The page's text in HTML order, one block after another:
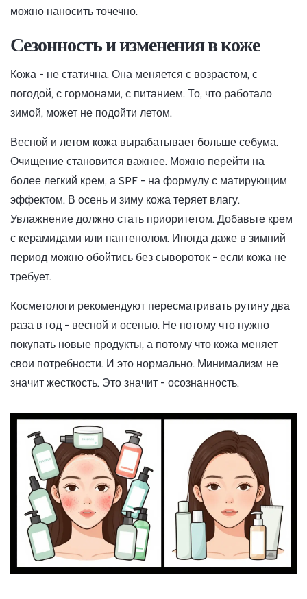
можно наносить точечно.
Сезонность и изменения в коже
Кожа - не статична. Она меняется с возрастом, с
погодой, с гормонами, с питанием. То, что работало
зимой, может не подойти летом.
Весной и летом кожа вырабатывает больше себума.
Очищение становится важнее. Можно перейти на
более легкий крем, а SPF - на формулу с матирующим
эффектом. В осень и зиму кожа теряет влагу.
Увлажнение должно стать приоритетом. Добавьте крем
с керамидами или пантенолом. Иногда даже в зимний
период можно обойтись без сывороток - если кожа не
требует.
Косметологи рекомендуют пересматривать рутину два
раза в год - весной и осенью. Не потому что нужно
покупать новые продукты, а потому что кожа меняет
свои потребности. И это нормально. Минимализм не
значит жесткость. Это значит - осознанность.